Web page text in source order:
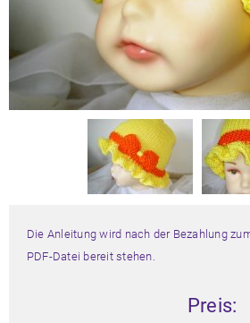
Die Anleitung wird nach der Bezahlung
PDF-Datei bereit stehen.
Preis: